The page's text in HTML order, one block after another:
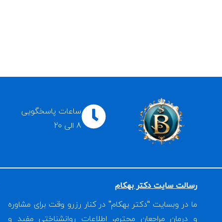
ساعات پاسخگویی
8 الی 20
رسالت سایت دکتر بهکام
ما در وبسایت “دکتر بهکام” در کنار رزرو وقت برای مشاوره
و درمان مراجعان محترم، اطلاعات روانشناختی مفید و